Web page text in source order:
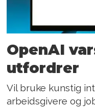
OpenAI
utfordrer
Vil bruke kunstig
arbeidsgivere og